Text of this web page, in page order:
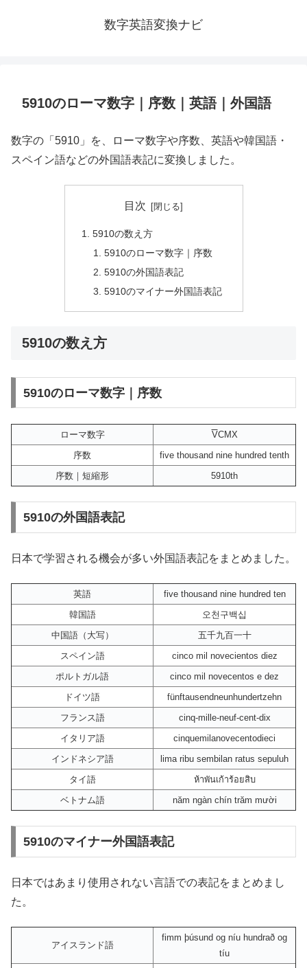
数字英語変換ナビ
5910のローマ数字｜序数｜英語｜外国語
数字の「5910」を、ローマ数字や序数、英語や韓国語・
スペイン語などの外国語表記に変換しました。
目次
5910の数え方
5910のローマ数字｜序数
5910の外国語表記
5910のマイナー外国語表記
5910の数え方
5910のローマ数字｜序数
ローマ数字 VCMX
序数
five thousand nine hundred tenth
序数｜短縮形
5910th
5910の外国語表記
日本で学習される機会が多い外国語表記をまとめました。
英語
five thousand nine hundred ten
韓国語
오천구백십
中国語（大写）
五千九百一十
スペイン語
cinco mil novecientos diez
ポルトガル語
cinco mil novecentos e dez
ドイツ語
fünftausendneunhundertzehn
フランス語
cinq-mille-neuf-cent-dix
イタリア語
cinquemilanovecentodieci
インドネシア語
lima ribu sembilan ratus sepuluh
タイ語
ห้าพันเก้าร้อยสิบ
ベトナム語
năm ngàn chín trăm mười
5910のマイナー外国語表記
日本ではあまり使用されない言語での表記をまとめまし
た。
アイスランド語
fimm þúsund og níu hundrað og
tíu